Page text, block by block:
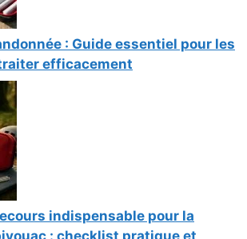
: Guide essentiel pour les
efficacement
indispensable pour la